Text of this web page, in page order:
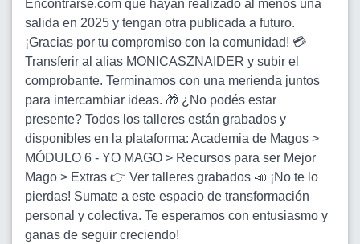
Encontrarse.com que hayan realizado al menos una
salida en 2025 y tengan otra publicada a futuro.
¡Gracias por tu compromiso con la comunidad! 💳
Transferir al alias MONICASZNAIDER y subir el
comprobante. Terminamos con una merienda juntos
para intercambiar ideas. 🎁 ¿No podés estar
presente? Todos los talleres están grabados y
disponibles en la plataforma: Academia de Magos >
MÓDULO 6 - YO MAGO > Recursos para ser Mejor
Mago > Extras 👉 Ver talleres grabados 📣 ¡No te lo
pierdas! Sumate a este espacio de transformación
personal y colectiva. Te esperamos con entusiasmo y
ganas de seguir creciendo!